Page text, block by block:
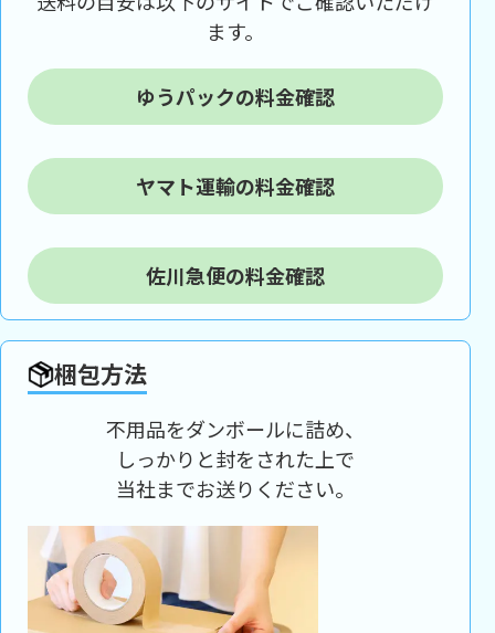
ます。
ゆうパックの料金確認
ヤマト運輸の料金確認
佐川急便の料金確認
梱包方法
不用品をダンボールに詰め、
しっかりと封をされた上で
当社までお送りください。